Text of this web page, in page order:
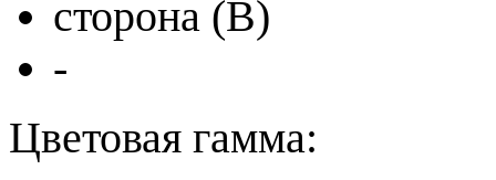
сторона (B)
-
Цветовая гамма: